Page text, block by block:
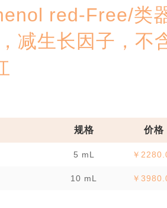
red-Free/类
减生长因子，不
规格 价格
5 mL ￥
10 mL ￥